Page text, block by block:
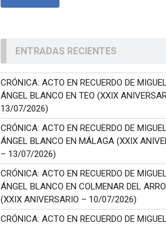
ENTRADAS RECIENTES
CRÓNICA: ACTO EN RECUERDO DE
ÁNGEL BLANCO EN TEO (XXIX
13/07/2026)
CRÓNICA: ACTO EN RECUERDO DE
ÁNGEL BLANCO EN MÁLAGA (XXIX
– 13/07/2026)
CRÓNICA: ACTO EN RECUERDO DE
ÁNGEL BLANCO EN COLMENAR DEL
(XXIX ANIVERSARIO – 10/07/2026)
CRÓNICA: ACTO EN RECUERDO DE